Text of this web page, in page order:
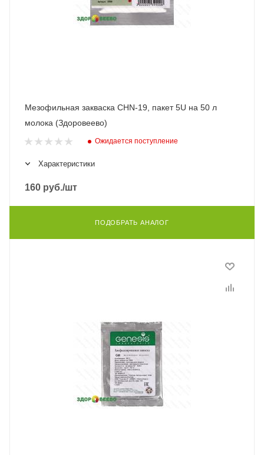
Мезофильная закваска CHN-19, пакет 5U на 50 л
молока (Здоровеево)
Ожидается поступление
Характеристики
160 руб./шт
ПОДОБРАТЬ АНАЛОГ